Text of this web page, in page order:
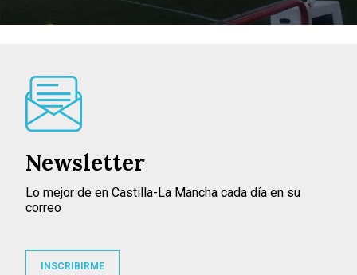
Newsletter
Lo mejor de en Castilla-La Mancha cada día en su
correo
INSCRIBIRME